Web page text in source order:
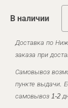
В наличии
Доставка по
заказа при
Самовывоз
пункте выдачи.
самовывоз 1-2